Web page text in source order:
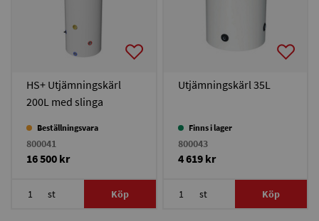
HS+ Utjämningskärl
200L med slinga
Beställningsvara
800041
16 500 kr
st Köp
Utjämningskärl 35L
Finns i lager
800043
4 619 kr
st Köp